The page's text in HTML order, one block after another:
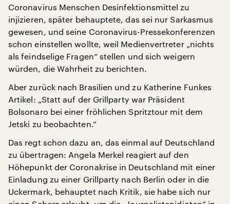
Coronavirus Menschen Desinfektionsmittel zu
injizieren, später behauptete, das sei nur Sarkasmus
gewesen, und seine Coronavirus-Pressekonferenzen
schon einstellen wollte, weil Medienvertreter „nichts
als feindselige Fragen“ stellen und sich weigern
würden, die Wahrheit zu berichten.
Aber zurück nach Brasilien und zu Katherine Funkes
Artikel: „Statt auf der Grillparty war Präsident
Bolsonaro bei einer fröhlichen Spritztour mit dem
Jetski zu beobachten.“
Das regt schon dazu an, das einmal auf Deutschland
zu übertragen: Angela Merkel reagiert auf den
Höhepunkt der Coronakrise in Deutschland mit einer
Einladung zu einer Grillparty nach Berlin oder in die
Uckermark, behauptet nach Kritik, sie habe sich nur